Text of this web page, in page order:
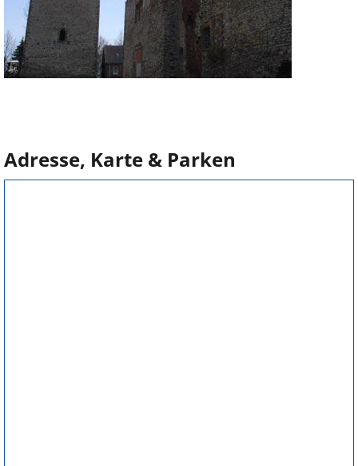
Adresse, Karte & Parken